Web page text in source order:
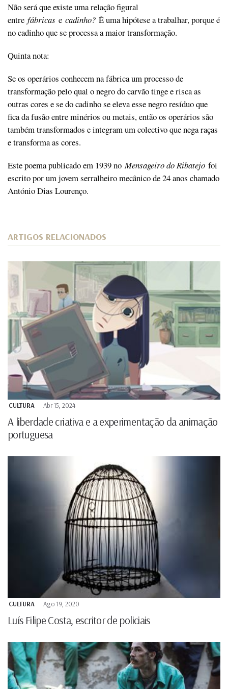
Não será que existe uma relação figural
entre fábricas e cadinho? É uma hipótese a trabalhar, porque é
no cadinho que se processa a maior transformação.
Quinta nota:
Se os operários conhecem na fábrica um processo de
transformação pelo qual o negro do carvão tinge e risca as
outras cores e se do cadinho se eleva esse negro resíduo que
fica da fusão entre minérios ou metais, então os operários são
também transformados e integram um colectivo que nega raças
e transforma as cores.
Este poema publicado em 1939 noMensageiro do Ribatejo foi
escrito por um jovem serralheiro mecânico de 24 anos chamado
António Dias Lourenço.
ARTIGOS RELACIONADOS
CULTURA Abr 15, 2024
A liberdade criativa e a experimentação da animação
portuguesa
CULTURA Ago 19, 2020
Luís Filipe Costa, escritor de policiais